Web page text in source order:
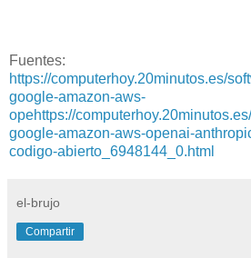
Fuentes:
https://computerhoy.20minutos.es/
google-amazon-aws-
opehttps://
google-amazon-aws-openai-
codigo-abierto_6948144_0.html
el-brujo
Compartir